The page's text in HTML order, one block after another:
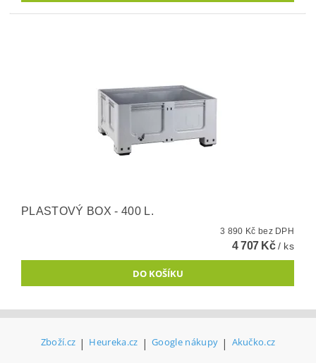
PLASTOVÝ BOX - 400 L.
3 890 Kč bez DPH
4 707 Kč/ ks
Zboží.cz | Heureka.cz | Google nákupy | Akučko.cz